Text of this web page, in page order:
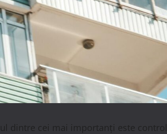
dintre cei mai importanți este